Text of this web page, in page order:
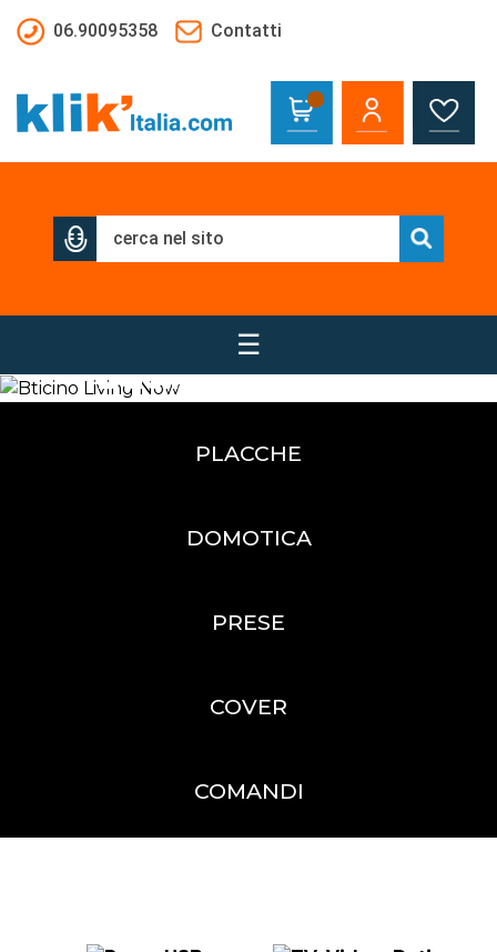
06.90095358
Contatti
☰
Bticino Living Now
La tua casa smart
PLACCHE
DOMOTICA
PRESE
COVER
COMANDI